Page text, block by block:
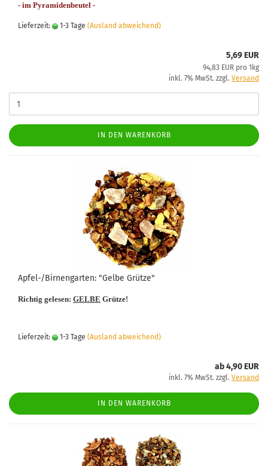
- im Pyramidenbeutel -
Lieferzeit: 1-3 Tage (Ausland abweichend)
5,69 EUR
94,83 EUR pro 1kg
inkl. 7% MwSt. zzgl. Versand
IN DEN WARENKORB
Apfel-/Birnengarten: "Gelbe Grütze"
Richtig gelesen: GELBE Grütze!
Lieferzeit: 1-3 Tage (Ausland abweichend)
ab 4,90 EUR
inkl. 7% MwSt. zzgl. Versand
IN DEN WARENKORB